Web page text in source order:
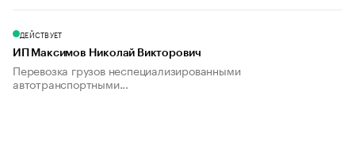
ДЕЙСТВУЕТ
ИП Максимов Николай Викторович
Перевозка грузов неспециализированными
автотранспортными...